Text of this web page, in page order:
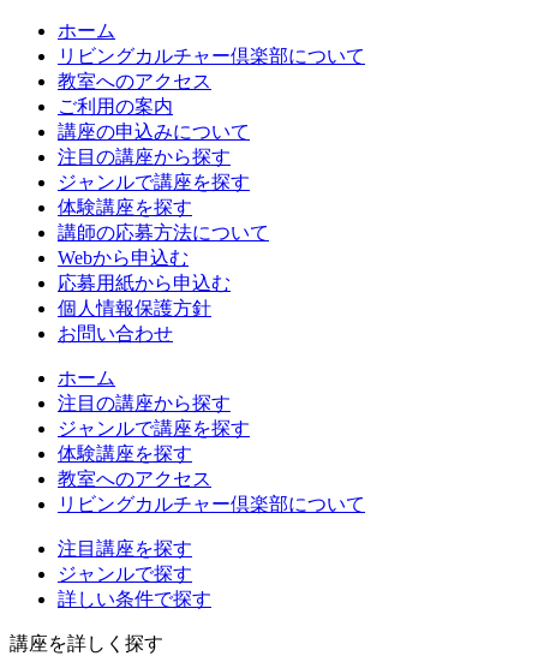
ホーム
リビングカルチャー倶楽部について
教室へのアクセス
ご利用の案内
講座の申込みについて
注目の講座から探す
ジャンルで講座を探す
体験講座を探す
講師の応募方法について
Webから申込む
応募用紙から申込む
個人情報保護方針
お問い合わせ
ホーム
注目の講座から探す
ジャンルで講座を探す
体験講座を探す
教室へのアクセス
リビングカルチャー倶楽部について
注目講座を探す
ジャンルで探す
詳しい条件で探す
講座を詳しく探す